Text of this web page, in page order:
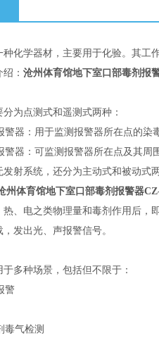
种化学器材，主要用于化验。其工
： 沧州体育馆地下室口部毒剂报
为点测式和遥测式两种：
警器：用于监测报警器所在点的染
警器：可监测报警器所在点及其
射系统，还分为主动式和被动式两
州体育馆地下室口部毒剂报警器
热、电之类物理量和毒剂作用后，
发出光、声报警信号。
多种场景，包括但不限于：
警
毒气检测